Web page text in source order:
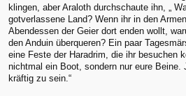
klingen, aber Araloth durchschaute ihn, „
gotverlassene Land? Wenn ihr in den
Abendessen der Geier dort enden wollt,
den Anduin überqueren? Ein paar
eine Feste der Haradrim, die ihr besuchen
nichtmal ein Boot, sondern nur eure Beine.
kräftig zu sein.“